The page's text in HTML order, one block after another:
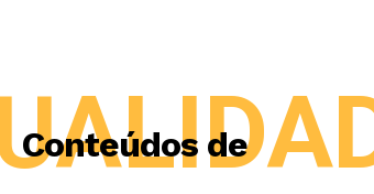
Conteúdos de